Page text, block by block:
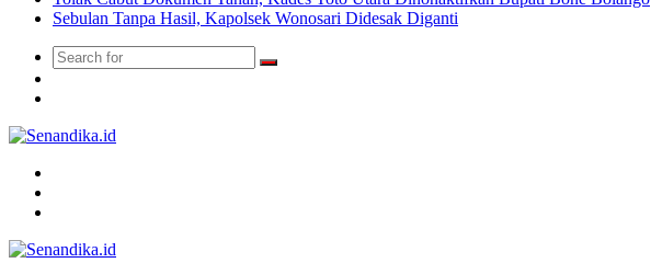
Sebulan Tanpa Hasil, Kapolsek Wonosari Didesak Diganti
Search